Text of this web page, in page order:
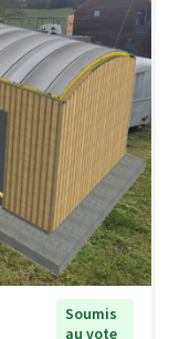
Soumis
au vote